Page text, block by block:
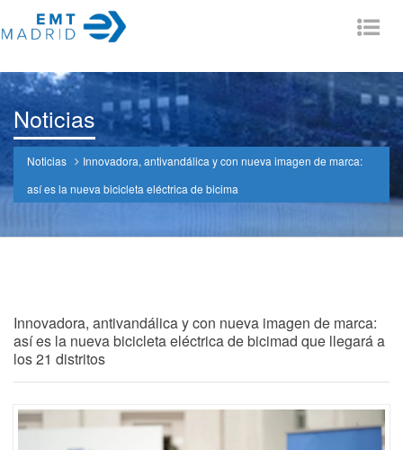
Noticias
Noticias
Innovadora, antivandálica y con nueva imagen de marca:
así es la nueva bicicleta eléctrica de bicima
Innovadora, antivandálica y con nueva imagen de marca:
así es la nueva bicicleta eléctrica de bicimad que llegará a
los 21 distritos